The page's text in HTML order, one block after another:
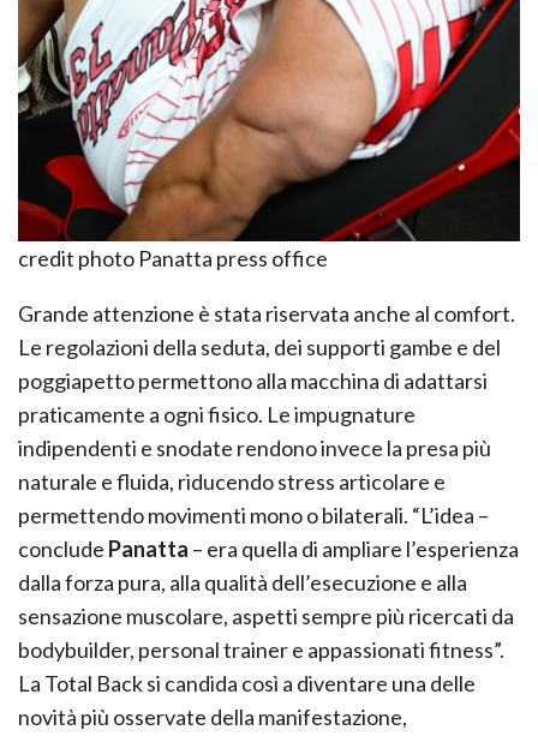
credit photo Panatta press office
Grande attenzione è stata riservata anche al comfort.
Le regolazioni della seduta, dei supporti gambe e del
poggiapetto permettono alla macchina di adattarsi
praticamente a ogni fisico. Le impugnature
indipendenti e snodate rendono invece la presa più
naturale e fluida, riducendo stress articolare e
permettendo movimenti mono o bilaterali. “L’idea –
conclude Panatta – era quella di ampliare l’esperienza
dalla forza pura, alla qualità dell’esecuzione e alla
sensazione muscolare, aspetti sempre più ricercati da
bodybuilder, personal trainer e appassionati fitness”.
La Total Back si candida così a diventare una delle
novità più osservate della manifestazione,